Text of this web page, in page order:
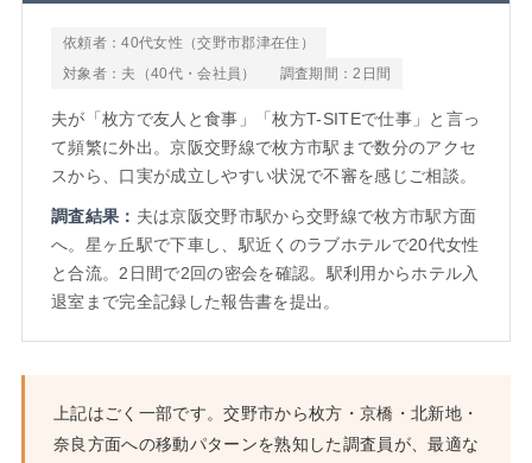
依頼者：40代女性（交野市郡津在住）
対象者：夫（40代・会社員）
調査期間：2日間
夫が「枚方で友人と食事」「枚方T-SITEで仕事」と言っ
て頻繁に外出。京阪交野線で枚方市駅まで数分のアクセ
スから、口実が成立しやすい状況で不審を感じご相談。
調査結果： 夫は京阪交野市駅から交野線で枚方市駅方面
へ。星ヶ丘駅で下車し、駅近くのラブホテルで20代女性
と合流。2日間で2回の密会を確認。駅利用からホテル入
退室まで完全記録した報告書を提出。
上記はごく一部です。交野市から枚方・京橋・北新地・
奈良方面への移動パターンを熟知した調査員が、最適な